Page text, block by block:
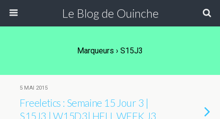
Le Blog de Ouinche
Marqueurs › S15J3
5 MAI 2015
Freeletics : Semaine 15 Jour 3 |
S15J3 | W15D3| HELL WEEK J3